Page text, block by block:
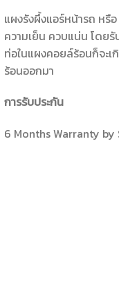
แผงรังผึ้งแอร์หน้ารถ หรื
ความเย็น ควบแน่น โดย
ท่อในแผงคอยล์ร้อนก็จะเ
ร้อนออกมา
การรับประกัน
6 Months Warranty by